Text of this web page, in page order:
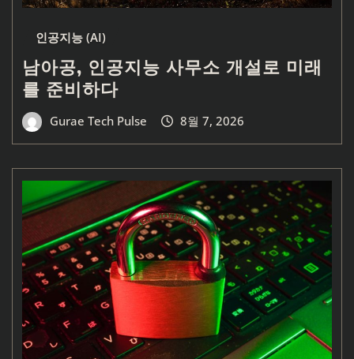
인공지능 (AI)
남아공, 인공지능 사무소 개설로 미래
를 준비하다
Gurae Tech Pulse 8월 7, 2026